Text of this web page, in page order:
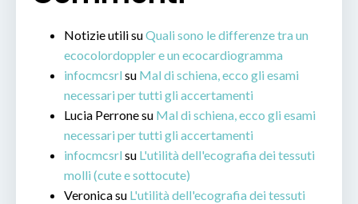
Notizie utilisuQuali sono le differenze tra un
ecocolordoppler e un ecocardiogramma
infocmcsrl su Mal di schiena, ecco gli esami
necessari per tutti gli accertamenti
Lucia Perronesu Mal di schiena, ecco gli esami
necessari per tutti gli accertamenti
infocmcsrl su L'utilità dell'ecografia dei tessuti
molli (cute e sottocute)
Veronicasu L'utilità dell'ecografia dei tessuti